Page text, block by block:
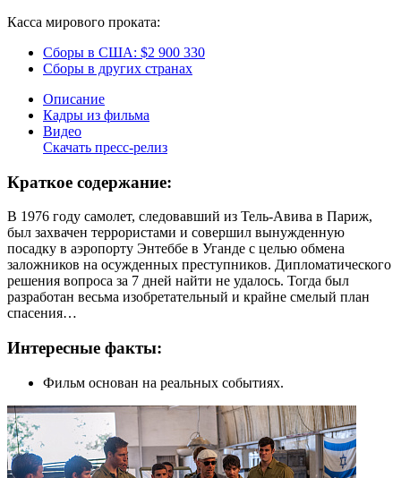
Касса мирового проката:
Сборы в США: $2 900 330
Сборы в других странах
Описание
Кадры из фильма
Видео
Скачать пресс-релиз
Краткое содержание:
В 1976 году самолет, следовавший из Тель-Авива в Париж,
был захвачен террористами и совершил вынужденную
посадку в аэропорту Энтеббе в Уганде с целью обмена
заложников на осужденных преступников. Дипломатического
решения вопроса за 7 дней найти не удалось. Тогда был
разработан весьма изобретательный и крайне смелый план
спасения…
Интересные факты:
Фильм основан на реальных событиях.